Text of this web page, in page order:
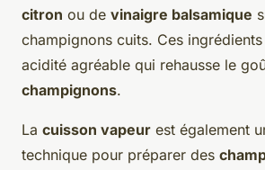
citron ou de vinaigre balsamique
champignons cuits. Ces
acidité agréable qui rehausse le
champignons.
La cuisson vapeur est également
technique pour préparer des